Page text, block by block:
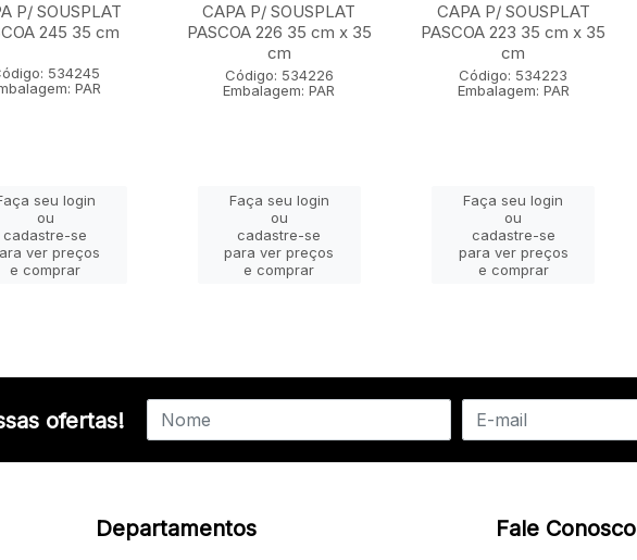
P/ SOUSPLAT
245 35 cm
534245
PAR
seu login
ou
cadastre-se
ver preços
e comprar
CAPA P/ SOUSPLAT
PASCOA 226 35 cm x 35
cm
Código: 534226
Embalagem: PAR
Faça seu login
ou
cadastre-se
para ver preços
e comprar
CAPA P/ SOUSPLAT
PASCOA 223 35 cm x 35
cm
Código: 534223
Embalagem: PAR
Faça seu login
ou
cadastre-se
para ver preços
e comprar
ofertas!
Departamentos Fale Conosco